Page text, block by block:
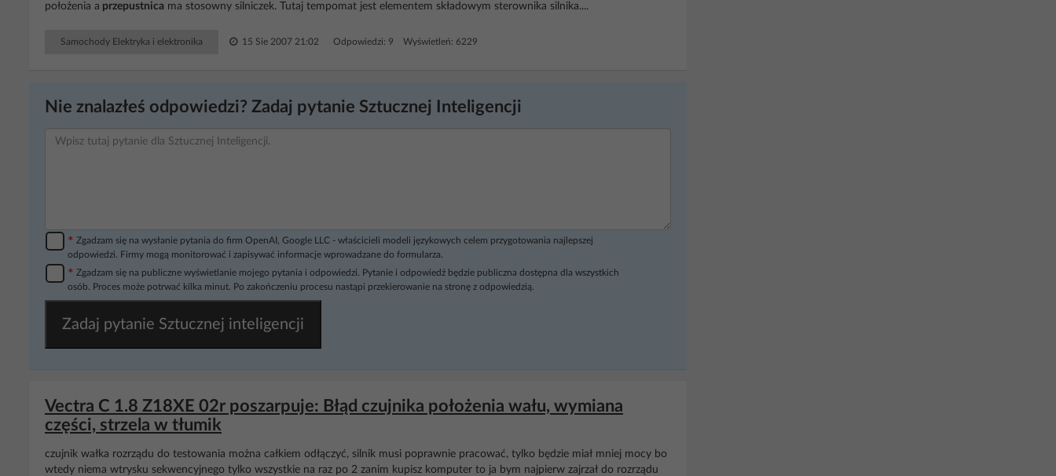
położenia a przepustnica ma stosowny silniczek. Tutaj tempomat jest elementem składowym sterownika silnika....
Samochody Elektryka i elektronika 15 Sie 2007 21:02 Odpowiedzi: 9 Wyświetleń: 6229
Nie znalazłeś odpowiedzi? Zadaj pytanie Sztucznej Inteligencji
* Zgadzam się na wysłanie pytania do firm OpenAI, Google LLC - właścicieli modeli językowych celem przygotowania najlepszej
odpowiedzi. Firmy mogą monitorować i zapisywać informacje wprowadzane do formularza.
* Zgadzam się na publiczne wyświetlanie mojego pytania i odpowiedzi. Pytanie i odpowiedź będzie publiczna dostępna dla wszystkich
osób. Proces może potrwać kilka minut. Po zakończeniu procesu nastąpi przekierowanie na stronę z odpowiedzią.
Zadaj pytanie Sztucznej inteligencji
Vectra C 1.8 Z18XE 02r poszarpuje: Błąd czujnika położenia wału, wymiana
części, strzela w tłumik
czujnik wałka rozrządu do testowania można całkiem odłączyć, silnik musi poprawnie pracować, tylko będzie miał mniej mocy bo
wtedy niema wtrysku sekwencyjnego tylko wszystkie na raz po 2 zanim kupisz komputer to ja bym najpierw zajrzał do rozrządu